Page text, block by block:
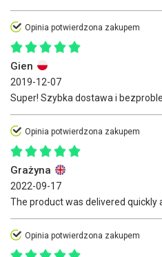
Opinia potwierdzona zakupem
Gien
2019-12-07
Super! Szybka dostawa i
Opinia potwierdzona zakupem
Grażyna
2022-09-17
The product was delivered quickly
Opinia potwierdzona zakupem